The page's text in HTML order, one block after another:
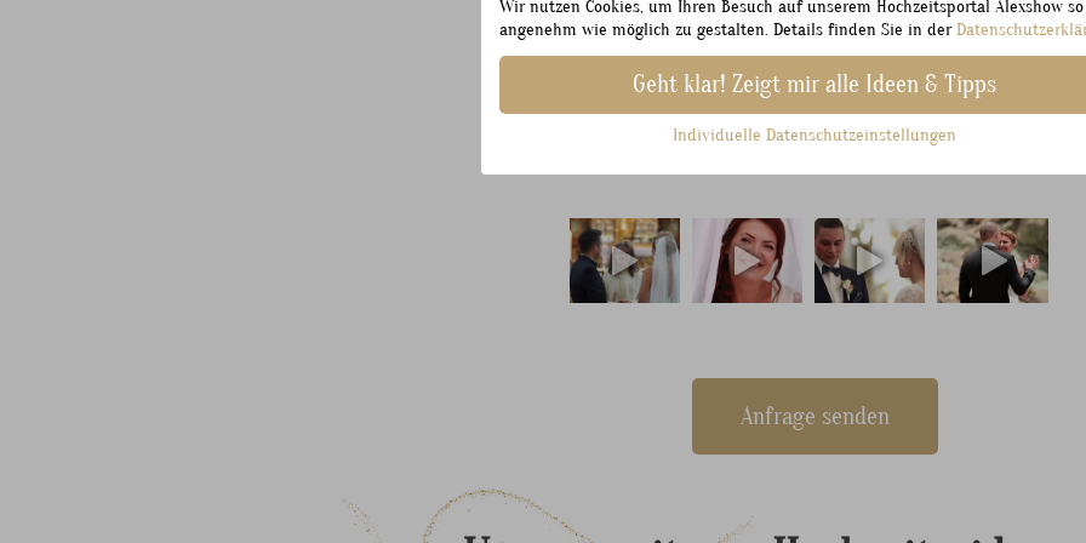
Anfrage senden
Wir nutzen Cookies, um Ihren Besuch auf unserem Hochzeitsportal Alexshow so
angenehm wie möglich zu gestalten. Details finden Sie in der
Geht klar! Zeigt mir alle Ideen & Tipps
Individuelle Datenschutzeinstellungen